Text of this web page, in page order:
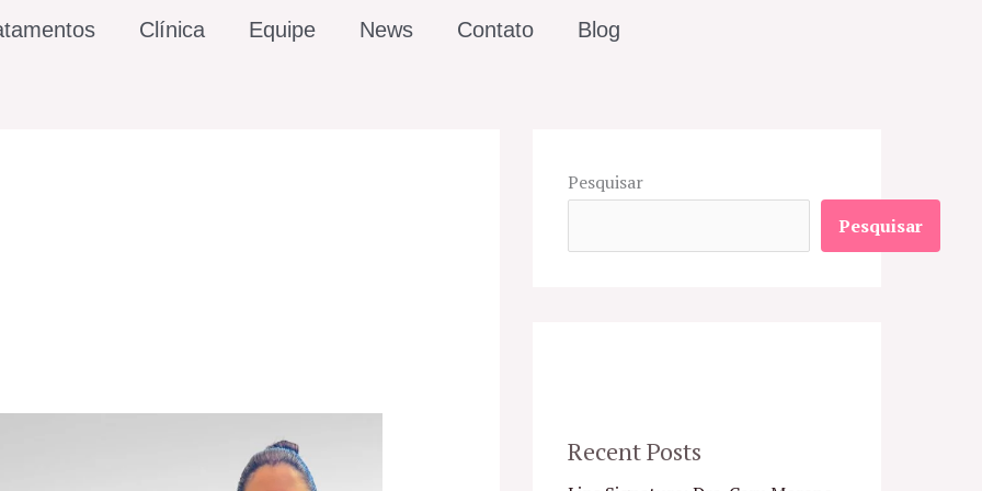
Clínica Equipe News Contato Blog
Pesquisar
Pesquisar
Recent Posts